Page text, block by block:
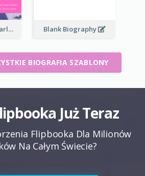
RuPaul Andre Charles Biography Blank Biography
BIOGRAFIA SZABLONY
Już Teraz
Flipbooka Dla Milionów
Na Całym Świecie?